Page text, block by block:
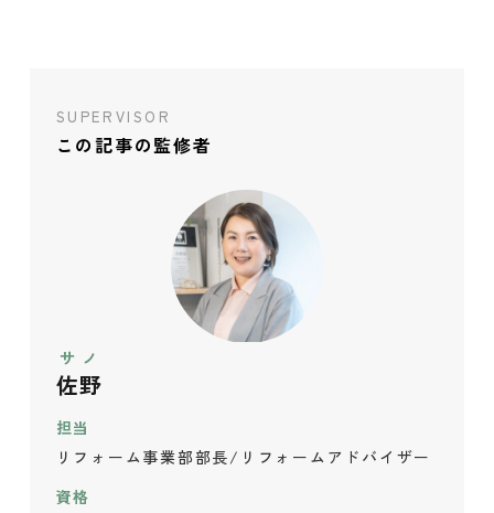
SUPERVISOR
この記事の監修者
佐野
サノ
担当
リフォーム事業部部長/リフォームアドバイザー
資格